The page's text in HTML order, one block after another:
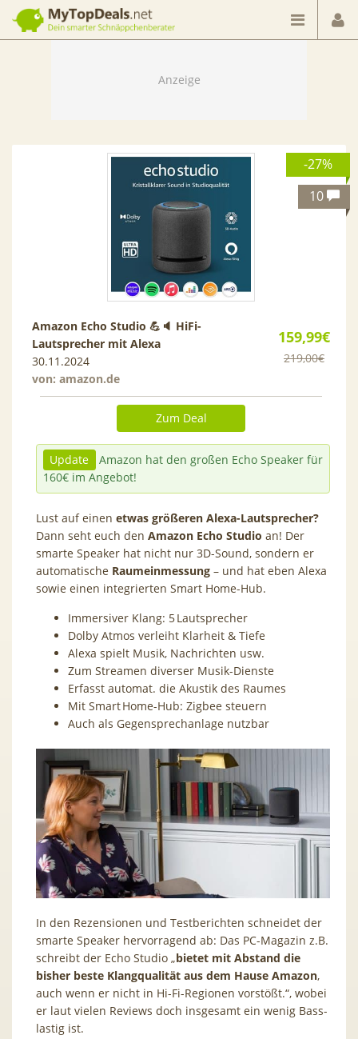
Dein smarter Schnäppchenberater
-27%
10
159,99€
219,00€
Amazon Echo Studio 💪🔈 HiFi-
Lautsprecher mit Alexa
30.11.2024
von: amazon.de
Zum Deal
Update
Amazon hat den großen Echo Speaker für
160€ im Angebot!
Lust auf einen etwas größeren Alexa-Lautsprecher?
Dann seht euch den Amazon Echo Studio an! Der
smarte Speaker hat nicht nur 3D-Sound, sondern er
automatische Raumeinmessung – und hat eben Alexa
sowie einen integrierten Smart Home-Hub.
Immersiver Klang: 5 Lautsprecher
Dolby Atmos verleiht Klarheit & Tiefe
Alexa spielt Musik, Nachrichten usw.
Zum Streamen diverser Musik-Dienste
Erfasst automat. die Akustik des Raumes
Mit Smart Home-Hub: Zigbee steuern
Auch als Gegensprechanlage nutzbar
In den Rezensionen und Testberichten schneidet der
smarte Speaker hervorragend ab: Das PC-Magazin z.B.
schreibt der Echo Studio „bietet mit Abstand die
bisher beste Klangqualität aus dem Hause Amazon,
auch wenn er nicht in Hi-Fi-Regionen vorstößt.“, wobei
er laut vielen Reviews doch insgesamt ein wenig Bass-
lastig ist.